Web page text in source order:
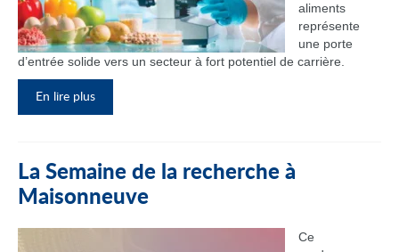
aliments
représente
une porte
d’entrée solide vers un secteur à fort potentiel de carrière.
En lire plus
La Semaine de la recherche à
Maisonneuve
Ce